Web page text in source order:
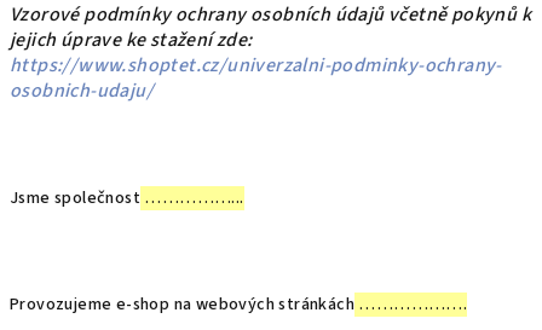
Vzorové podmínky ochrany osobních údajů včetně pokynů k
jejich úprave ke stažení zde:
https://www.shoptet.cz/univerzalni-podminky-ochrany-
osobnich-udaju/
Jsme společnost ……………...
Provozujeme e-shop na webových stránkách ……………….